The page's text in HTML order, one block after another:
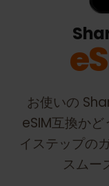
お使いの
eSIM互換か
イステップの
スムー